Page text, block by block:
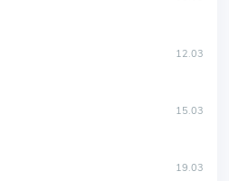
12.03
15.03
19.03